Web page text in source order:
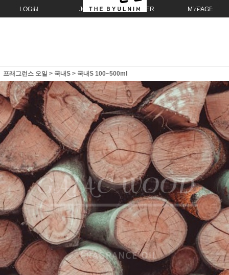
LOGIN JOIN ORDER MYPAGE
프래그런스 오일 > 국내S > 국내S 100~500ml